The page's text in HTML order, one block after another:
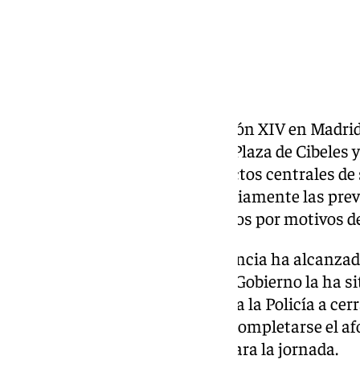
La segunda jornada del Papa León XIV en
de un millón de personas en la Plaza de
del Corpus Christi, uno de los actos centrales
multitud que ha superado ampliamente las
incluso al cierre de varios accesos por motivos
Según la organización, la asistencia ha
mientras que la Delegación del Gobierno la ha
La elevada afluencia ha llevado a la Policía a
Castellana por ambos lados al completarse el
dispositivo especial diseñado para la jornada.